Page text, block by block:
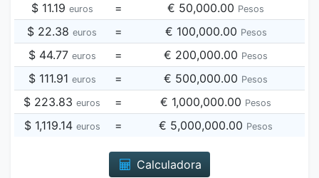
$ 11.19 euros = € 50,000.00 Pesos
$ 22.38 euros = € 100,000.00 Pesos
$ 44.77 euros = € 200,000.00 Pesos
$ 111.91 euros = € 500,000.00 Pesos
$ 223.83 euros = € 1,000,000.00 Pesos
$ 1,119.14 euros = € 5,000,000.00 Pesos
Calculadora